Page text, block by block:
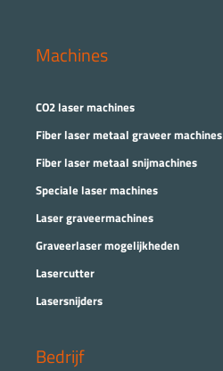
Machines
CO2 laser machines
Fiber laser metaal graveer machines
Fiber laser metaal snijmachines
Speciale laser machines
Laser graveermachines
Graveerlaser mogelijkheden
Lasercutter
Lasersnijders
Bedrijf